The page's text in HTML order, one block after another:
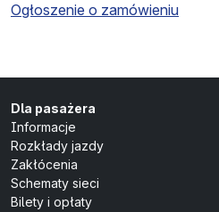
Ogłoszenie o zamówieniu
Dla pasażera
Informacje
Rozkłady jazdy
Zakłócenia
Schematy sieci
Bilety i opłaty